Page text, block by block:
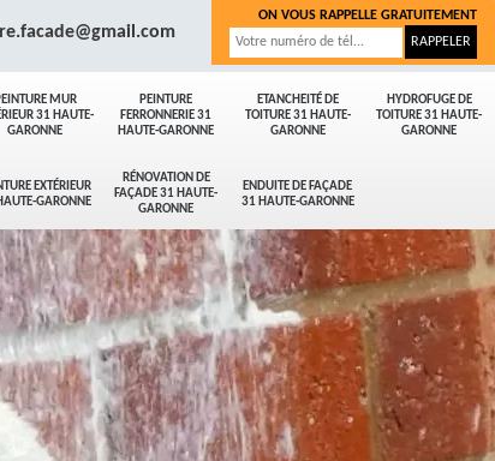
MUR
31 HAUTE-
GARONNE
PEINTURE
FERRONNERIE 31
HAUTE-GARONNE
ETANCHEITÉ DE
TOITURE 31 HAUTE-
GARONNE
HYDROFUGE DE
TOITURE 31 HAUTE-
GARONNE
EXTÉRIEUR
GARONNE
RÉNOVATION DE
FAÇADE 31 HAUTE-
GARONNE
ENDUITE DE FAÇADE
31 HAUTE-GARONNE
ON VOUS RAPPELLE GRATUITEMENT